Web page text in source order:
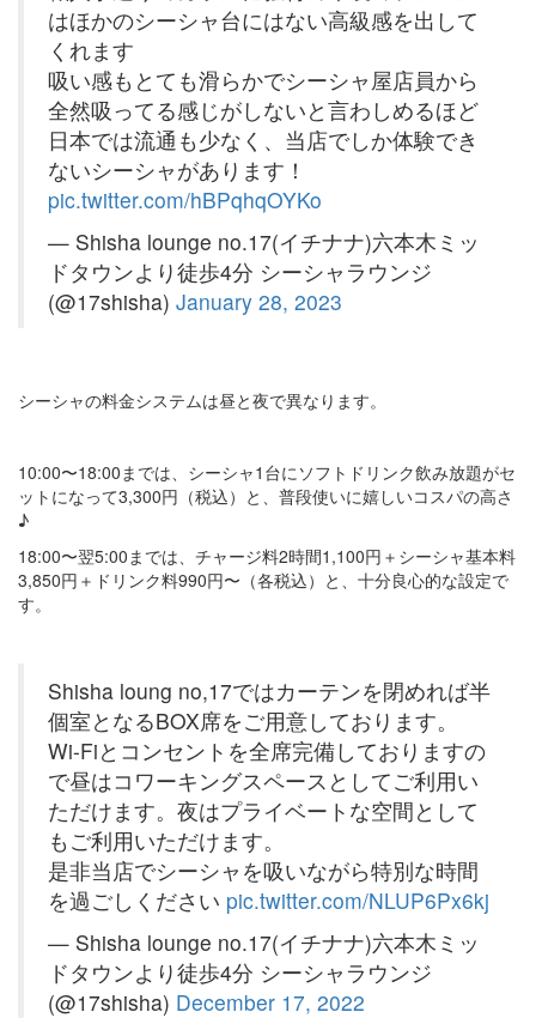
はほかのシーシャ台にはない高級感を出して
くれます
吸い感もとても滑らかでシーシャ屋店員から
全然吸ってる感じがしないと言わしめるほど
日本では流通も少なく、当店でしか体験でき
ないシーシャがあります！
pic.twitter.com/hBPqhqOYKo
— Shisha lounge no.17(イチナナ)六本木ミッ
ドタウンより徒歩4分 シーシャラウンジ
(@17shisha) January 28, 2023
シーシャの料金システムは昼と夜で異なります。
10:00〜18:00までは、シーシャ1台にソフトドリンク飲み放題がセ
ットになって3,300円（税込）と、普段使いに嬉しいコスパの高さ
♪
18:00〜翌5:00までは、チャージ料2時間1,100円＋シーシャ基本料
3,850円＋ドリンク料990円〜（各税込）と、十分良心的な設定で
す。
Shisha loung no,17ではカーテンを閉めれば半
個室となるBOX席をご用意しております。
Wi-Fiとコンセントを全席完備しておりますの
で昼はコワーキングスペースとしてご利用い
ただけます。夜はプライベートな空間として
もご利用いただけます。
是非当店でシーシャを吸いながら特別な時間
を過ごしください pic.twitter.com/NLUP6Px6kj
— Shisha lounge no.17(イチナナ)六本木ミッ
ドタウンより徒歩4分 シーシャラウンジ
(@17shisha) December 17, 2022